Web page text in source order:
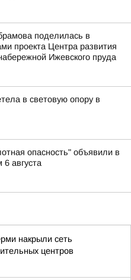
поделилась в
проекта Центра развития
Ижевского пруда
в световую опору в
опасность" объявили в
августа
накрыли сеть
центров